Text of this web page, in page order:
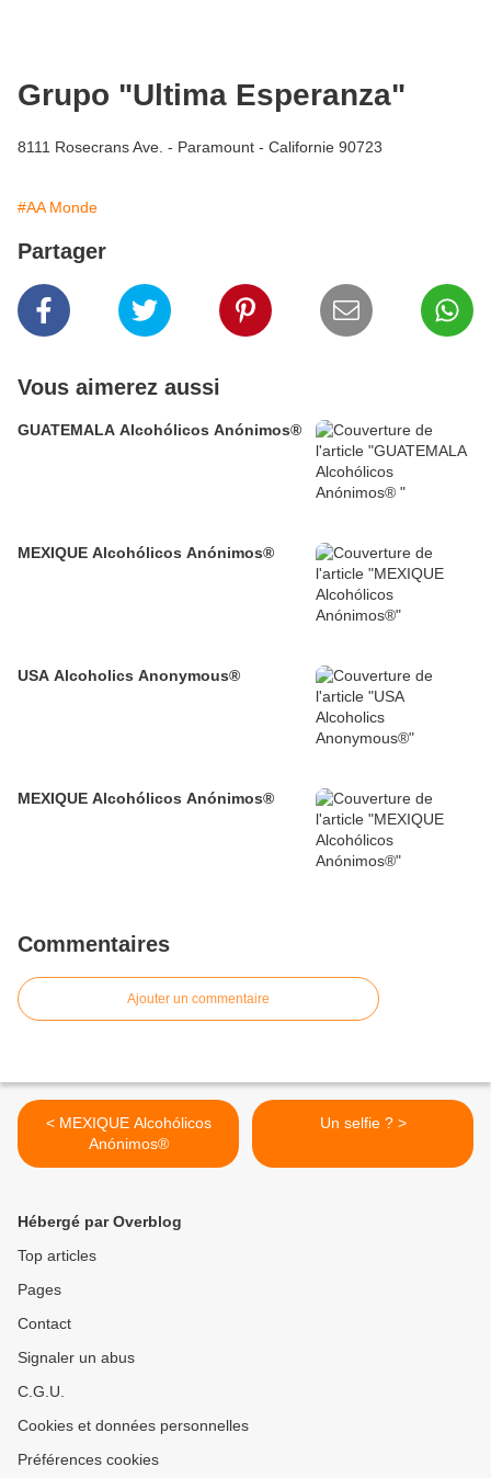
Grupo "Ultima Esperanza"
8111 Rosecrans Ave. - Paramount - Californie 90723
#AA Monde
Partager
Vous aimerez aussi
GUATEMALA Alcohólicos Anónimos®
MEXIQUE Alcohólicos Anónimos®
USA Alcoholics Anonymous®
MEXIQUE Alcohólicos Anónimos®
Commentaires
Ajouter un commentaire
< MEXIQUE Alcohólicos
Anónimos®
Un selfie ? >
Hébergé par Overblog
Top articles
Pages
Contact
Signaler un abus
C.G.U.
Cookies et données personnelles
Préférences cookies